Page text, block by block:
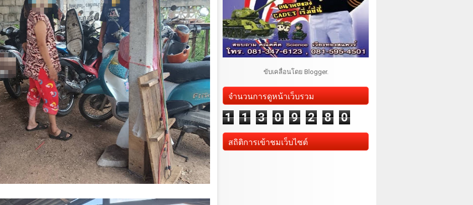
ขับเคลื่อนโดย Blogger.
จำนวนการดูหน้าเว็บรวม
1 1 3 0 9 2 8 0
สถิติการเข้าชมเว็บไซต์